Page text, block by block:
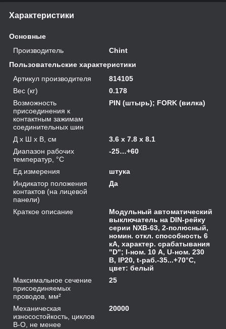
Характеристики
Основные
Производитель
Chint
Пользовательские характеристики
Артикул производителя
814105
Вес (кг)
0.178
Возможность
присоединения к
контактным зажимам
соединительных шин
PIN (штырь); FORK (вилка)
Д х Ш х В, см
3.6 x 7.8 x 8.1
Диапазон рабочих
температур, °С
-25…+60
Ед.измерения
штука
Индикатор положения
контактов (на лицевой
панели)
Да
Краткое описание
Модульный автоматический
выключатель на DIN-рейку
серии NXB-63, 2-полюсный,
номин. откл. способность 6
кА, характер. срабатывания
"D"; I-ном. 10 А, U-ном. 230
В, IP20, t-раб.-35...+70°C,
цвет: белый
Максимальное сечение
присоединяемых
проводов, мм²
25
Механическая
износостойкость, циклов
В-О, не менее
20000